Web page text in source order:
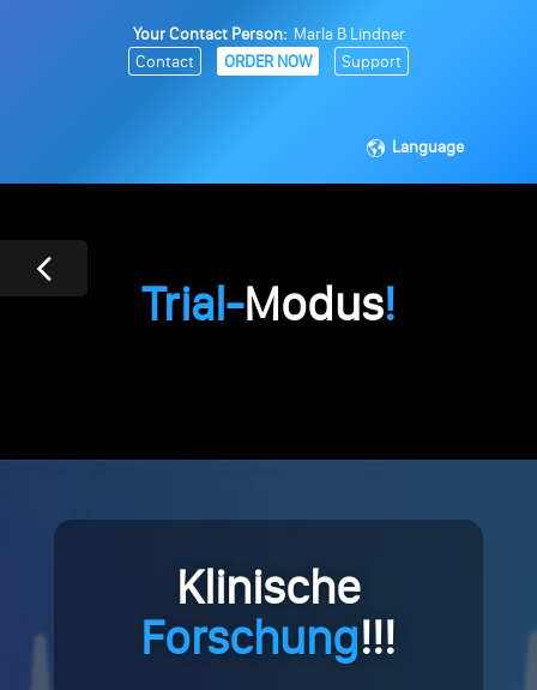
Your Contact Person: Marla B Lindner
Contact
ORDER NOW Support
Language
Trial-Modus!
Klinische
Forschung!!!